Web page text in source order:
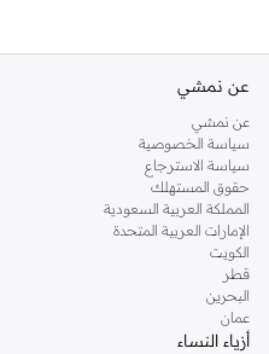
عن نمشي
عن نمشي
سياسة الخصوصية
سياسة الاسترجاع
حقوق المستهلك
المملكة العربية السعودية
الإمارات العربية المتحدة
الكويت
قطر
البحرين
عمان
أزياء النساء